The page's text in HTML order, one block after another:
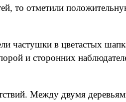
то отметили
частушки в цветастых
и сторонних
Между двумя